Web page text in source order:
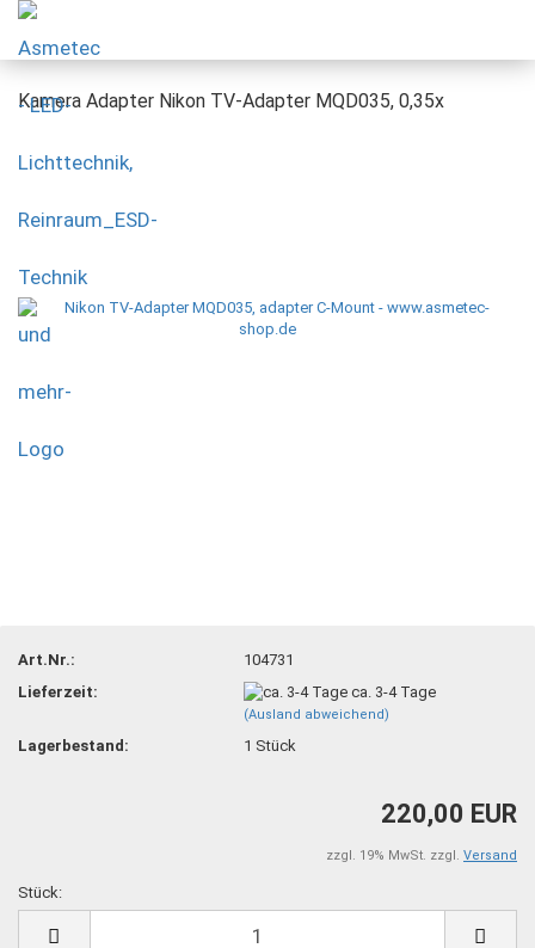
Kamera Adapter Nikon TV-Adapter MQD035, 0,35x
Art.Nr.:
104731
Lieferzeit:
ca. 3-4 Tage
(Ausland abweichend)
Lagerbestand: 1 Stück
220,00 EUR
zzgl. 19% MwSt. zzgl. Versand
Stück: